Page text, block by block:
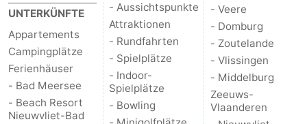
UNTERKÜNFTE
Appartements
Campingplätze
Ferienhäuser
- Bad Meersee
- Beach Resort
Nieuwvliet-Bad
- Aussichtspunkte
Attraktionen
- Rundfahrten
- Spielplätze
- Indoor-
Spielplätze
- Bowling
- Veere
- Domburg
- Zoutelande
- Vlissingen
- Middelburg
Zeeuws-
Vlaanderen